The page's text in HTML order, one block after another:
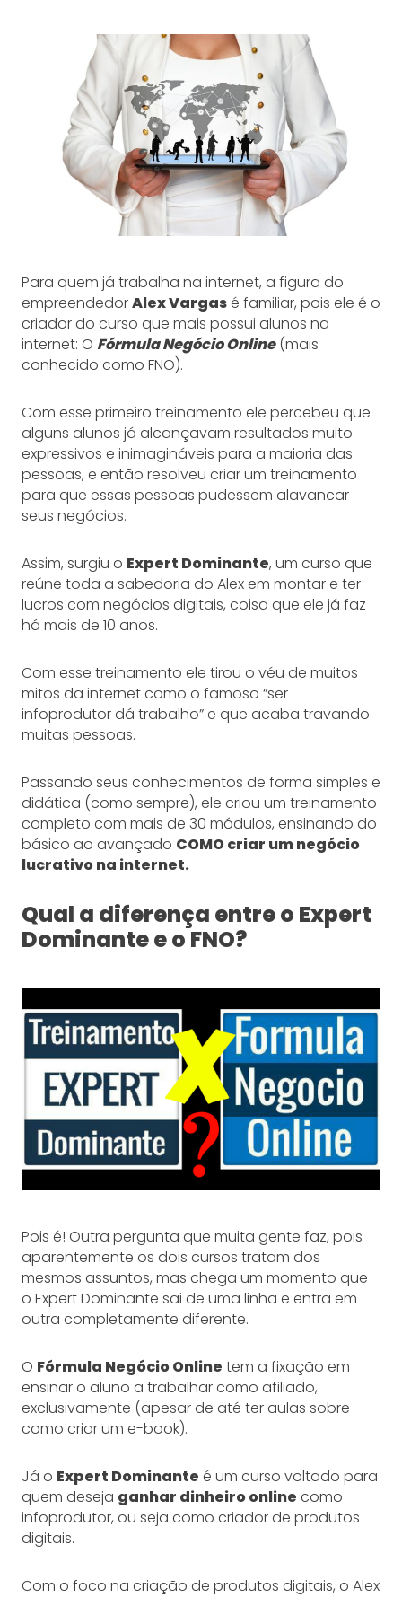
Para quem já trabalha na internet, a figura do
empreendedorAlex Vargasé familiar, pois ele é o
criador do curso que mais possui alunos na
internet: O Fórmula Negócio Online(mais
conhecido como FNO).
Com esse primeiro treinamento ele percebeu que
alguns alunos já alcançavam resultados muito
expressivos e inimagináveis para a maioria das
pessoas, e então resolveu criar um treinamento
para que essas pessoas pudessem alavancar
seus negócios.
Assim, surgiu o Expert Dominante, um curso que
reúne toda a sabedoria do Alex em montar e ter
lucros com negócios digitais, coisa que ele já faz
há mais de 10 anos.
Com esse treinamento ele tirou o véu de muitos
mitos da internet como o famoso “ser
infoprodutor dá trabalho” e que acaba travando
muitas pessoas.
Passando seus conhecimentos de forma simples e
didática (como sempre), ele criou um treinamento
completo com mais de 30 módulos, ensinando do
básico ao avançado COMO criar um negócio
lucrativo na internet.
Qual a diferença entre o Expert
Dominante e o FNO?
Pois é! Outra pergunta que muita gente faz, pois
aparentemente os dois cursos tratam dos
mesmos assuntos, mas chega um momento que
o Expert Dominante sai de uma linha e entra em
outra completamente diferente.
O Fórmula Negócio Online tem a fixação em
ensinar o aluno a trabalhar como afiliado,
exclusivamente (apesar de até ter aulas sobre
como criar um e-book).
Já o Expert Dominante é um curso voltado para
quem deseja ganhar dinheiro online como
infoprodutor, ou seja como criador de produtos
digitais.
Com o foco na criação de produtos digitais, o Alex